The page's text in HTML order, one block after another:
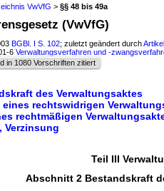
VwVfG > §§ 48 bis 49a
(VwVfG)
BGBl. I S. 102; zuletzt geändert durch
6 Verwaltungsverfahren und -
in 1080 Vorschriften zitiert
des Verwaltungsaktes
eines rechtswidrigen
rechtmäßigen
Verzinsung
Teil III
Abschnitt 2 Bestandskraft